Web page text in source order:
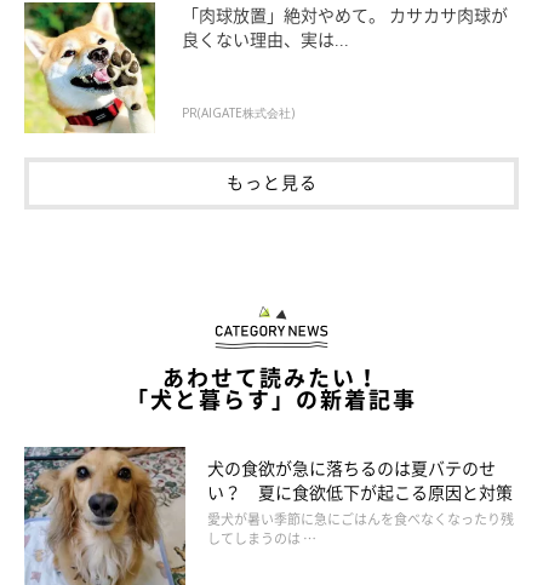
「肉球放置」絶対やめて。 カサカサ肉球が
良くない理由、実は...
PR(AIGATE株式会社)
もっと見る
あわせて読みたい！
「犬と暮らす」の新着記事
犬の食欲が急に落ちるのは夏バテのせ
い？ 夏に食欲低下が起こる原因と対策
愛犬が暑い季節に急にごはんを食べなくなったり残
してしまうのは …